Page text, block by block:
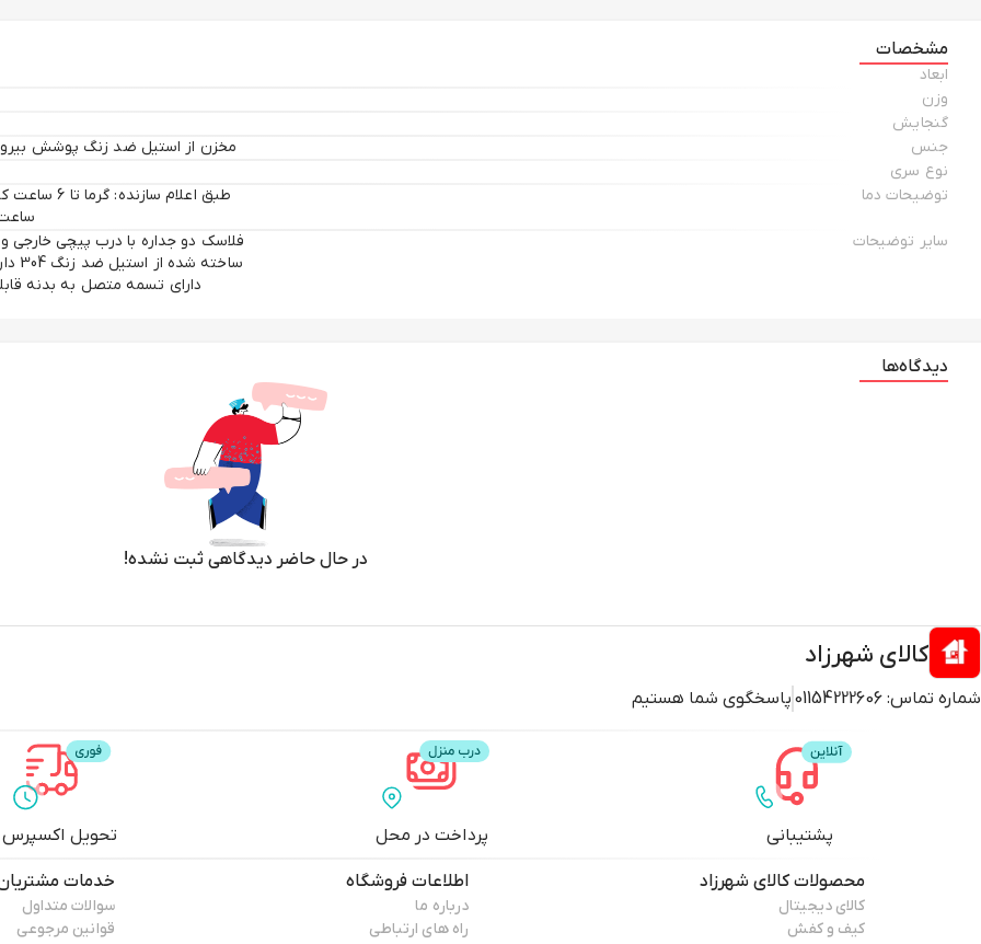
مشخصات
ابعاد
وزن
گنجایش
جنس
مخزن از استیل ضد زنگ پوشش
نوع سری
توضیحات دما
ساعت که
سایر توضیحات
دارای تسمه متصل به بدنه
دیدگاه‌ها
در حال حاضر دیدگاهی ثبت نشده!
کالای شهرزاد
شماره تماس: 01154222606 پاسخگوی شما هستیم
پشتیبانی پرداخت در محل تحویل اکسپرس
محصولاتکالای شهرزاد
کالای دیجیتال
کیف و کفش
اطلاعات فروشگاه
درباره ما
راه های ارتباطی
خدمات
سوالات متداول
قوانین مرجوعی